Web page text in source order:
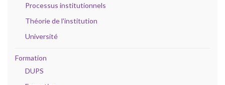
Processus institutionnels
Théorie de l'institution
Université
Formation
DUPS